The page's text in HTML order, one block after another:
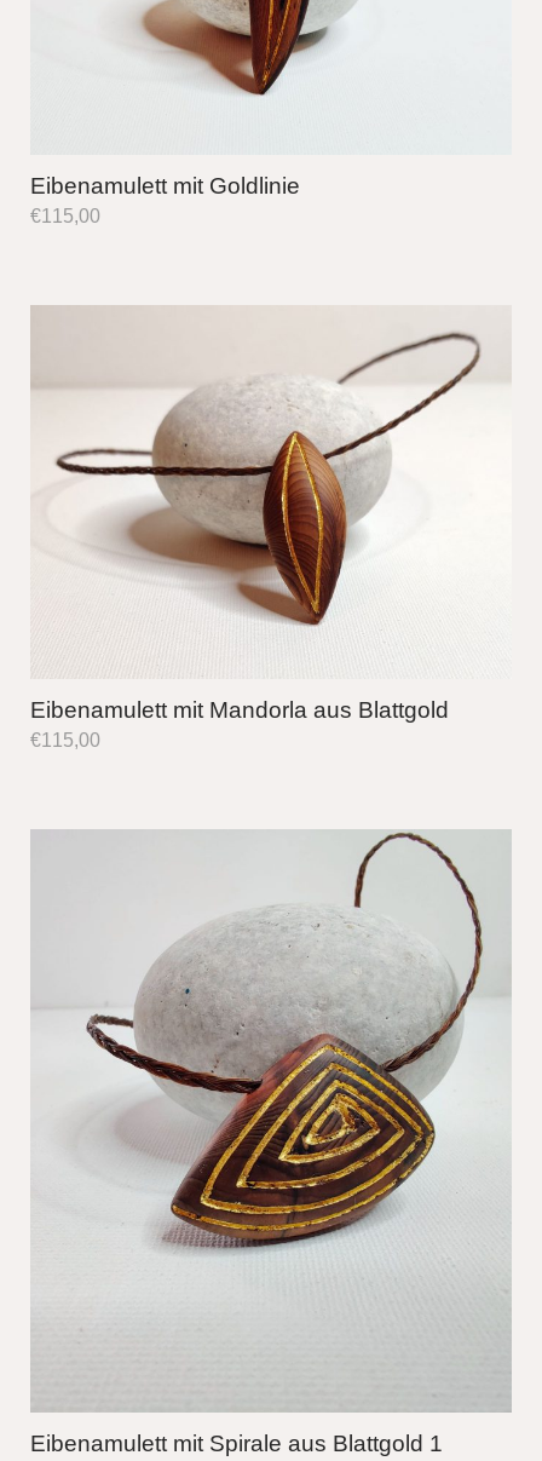
Eibenamulett mit Goldlinie
€115,00
Eibenamulett mit Mandorla aus Blattgold
€115,00
Eibenamulett mit Spirale aus Blattgold 1